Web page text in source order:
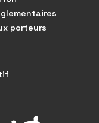
porteurs